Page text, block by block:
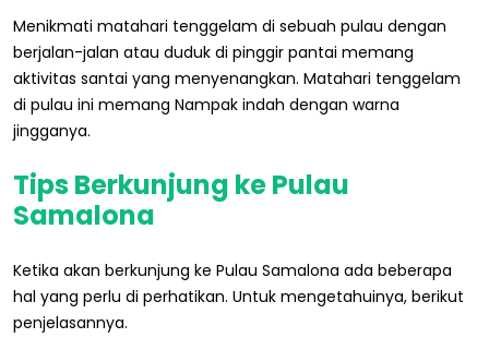
Menikmati matahari tenggelam di sebuah pulau dengan
berjalan-jalan atau duduk di pinggir pantai memang
aktivitas santai yang menyenangkan. Matahari tenggelam
di pulau ini memang Nampak indah dengan warna
jingganya.
Tips Berkunjung ke Pulau
Samalona
Ketika akan berkunjung ke Pulau Samalona ada beberapa
hal yang perlu di perhatikan. Untuk mengetahuinya, berikut
penjelasannya.